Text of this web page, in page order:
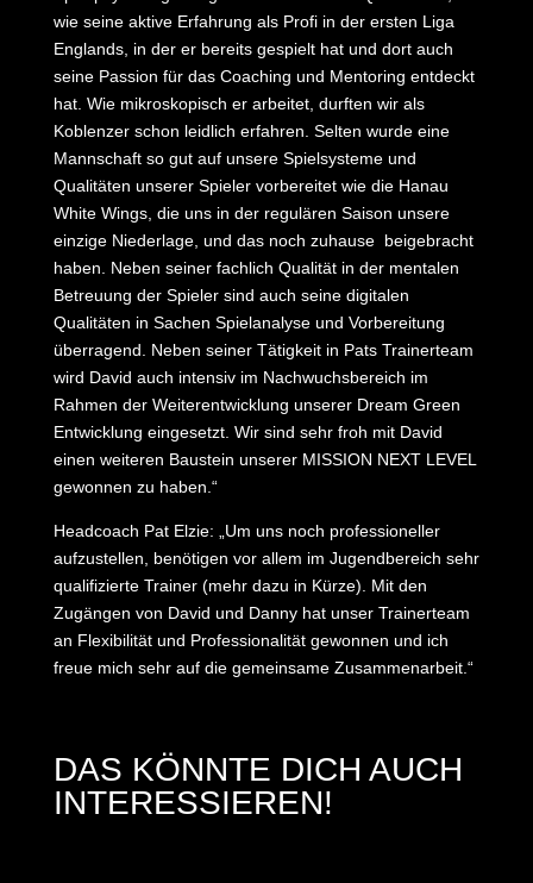
wie seine aktive Erfahrung als Profi in der ersten Liga
Englands, in der er bereits gespielt hat und dort auch
seine Passion für das Coaching und Mentoring entdeckt
hat. Wie mikroskopisch er arbeitet, durften wir als
Koblenzer schon leidlich erfahren. Selten wurde eine
Mannschaft so gut auf unsere Spielsysteme und
Qualitäten unserer Spieler vorbereitet wie die Hanau
White Wings, die uns in der regulären Saison unsere
einzige Niederlage, und das noch zuhause beigebracht
haben. Neben seiner fachlich Qualität in der mentalen
Betreuung der Spieler sind auch seine digitalen
Qualitäten in Sachen Spielanalyse und Vorbereitung
überragend. Neben seiner Tätigkeit in Pats Trainerteam
wird David auch intensiv im Nachwuchsbereich im
Rahmen der Weiterentwicklung unserer Dream Green
Entwicklung eingesetzt. Wir sind sehr froh mit David
einen weiteren Baustein unserer MISSION NEXT LEVEL
gewonnen zu haben.“
Headcoach Pat Elzie: „Um uns noch professioneller
aufzustellen, benötigen vor allem im Jugendbereich sehr
qualifizierte Trainer (mehr dazu in Kürze). Mit den
Zugängen von David und Danny hat unser Trainerteam
an Flexibilität und Professionalität gewonnen und ich
freue mich sehr auf die gemeinsame Zusammenarbeit.“
DAS KÖNNTE DICH AUCH
INTERESSIEREN!